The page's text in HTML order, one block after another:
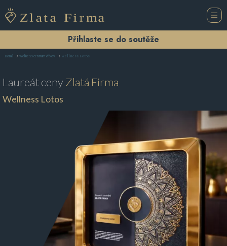
Přihlaste se do soutěže
Domů Wellness centrum Vítkov Wellness Lotos
Laureát cenyZlatá Firma
Wellness Lotos